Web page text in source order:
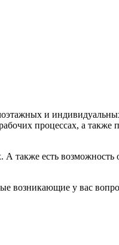
и
процессах, а также
также есть
возникающие у вас